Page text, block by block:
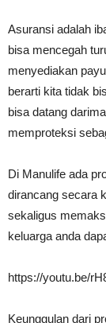
Asuransi adalah
bisa mencegah
menyediakan
berarti kita tidak
bisa datang
memproteksi
Di Manulife ada
dirancang secara
sekaligus
keluarga anda
https://youtu.be/
Keunggulan dari